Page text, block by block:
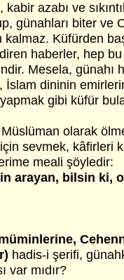
kabir azabı ve
günahları biter ve
kalmaz. Küfürden
haberler, hep
Mesela, günahı
İslam dininin
gibi küfür
olarak
sevmek, kâfirleri
meali şöyledir:
arayan, bilsin ki,
hadis-i şerifi,
var mıdır?